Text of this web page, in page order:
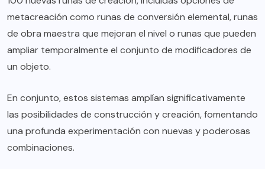
metacreación como runas de conversión elemental, runas
de obra maestra que mejoran el nivel o runas que pueden
ampliar temporalmente el conjunto de modificadores de
un objeto.
En conjunto, estos sistemas amplían significativamente
las posibilidades de construcción y creación, fomentando
una profunda experimentación con nuevas y poderosas
combinaciones.